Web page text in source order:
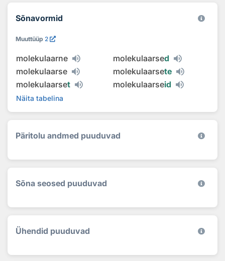
Sõnavormid
Muuttüüp 2
molekulaarne molekulaarsed
molekulaarse
molekulaarsete
molekulaarset molekulaarseid
Näita tabelina
Päritolu andmed puuduvad
Sõna seosed puuduvad
Ühendid puuduvad